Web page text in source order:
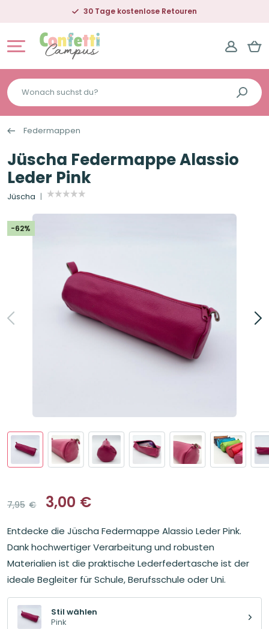
30 Tage kostenlose Retouren
Wonach
suchst
du?
Federmappen
Jüscha Federmappe Alassio
Leder Pink
Jüscha
-62%
7,95 €
Ursprünglicher
Preis
war:
7,95€
3,00 €
Aktueller
Preis
ist:
3,00€.
Entdecke die Jüscha Federmappe Alassio Leder Pink.
Dank hochwertiger Verarbeitung und robusten
Materialien ist die praktische Lederfedertasche ist der
ideale Begleiter für Schule, Berufsschule oder Uni.
Stil wählen
Pink